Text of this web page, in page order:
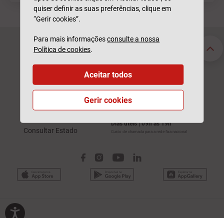
Seguros Particulares
Habitação
Vida
Saúde
Responsabilidade Civil
Sinistros
Consultar Estado
211 520 310
Dias úteis | 09h às 19h
Custo de chamada para a rede fixa nacional
quiser definir as suas preferências, clique em
“Gerir cookies”.
Para mais informaçõesconsulte a nossa
Política de cookies.
Gerir cookies
Aceitar todos